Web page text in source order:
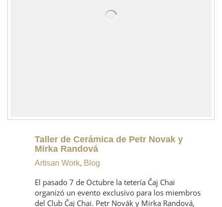
Taller de Cerámica de Petr Novak y
Mirka Randová
Artisan Work, Blog
El pasado 7 de Octubre la tetería Čaj Chai
organizó un evento exclusivo para los miembros
del Club Čaj Chai. Petr Novák y Mirka Randová,